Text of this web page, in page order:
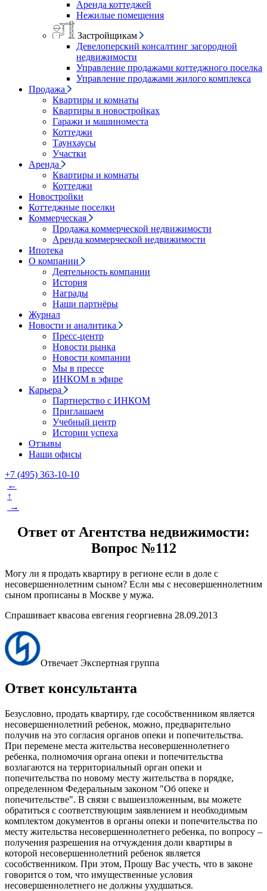
Аренда коттеджей
Нежилые помещения
Застройщикам
Девелоперский консалтинг загородной
недвижимости
Управление продажами коттеджного поселка
Управление продажами жилого комплекса
Продажа
Квартиры и комнаты
Квартиры в новостройках
Гаражи и машиноместа
Коттеджи
Таунхаусы
Участки
Аренда
Квартиры и комнаты
Коттеджи
Новостройки
Коттеджные поселки
Коммерческая
Продажа коммерческой недвижимости
Аренда коммерческой недвижимости
Ипотека
О компании
Деятельность компании
История
Награды
Наши партнёры
Журнал
Новости и аналитика
Пресс-центр
Новости рынка
Новости компании
Мы в прессе
ИНКОМ в эфире
Карьера
Партнерство с ИНКОМ
Приглашаем
Учебный центр
Истории успеха
Отзывы
Наши офисы
+7 (495) 363-10-10
←
↑
→
Ответ от Агентства недвижимости:
Вопрос №112
Могу ли я продать квартиру в регионе если в доле с
несовершеннолетним сыном? Если мы с несовершеннолетним
сыном прописаны в Москве у мужа.
Спрашивает квасова евгения георгиевна 28.09.2013
Отвечает Экспертная группа
Ответ консультанта
Безусловно, продать квартиру, где сособственником является
несовершеннолетний ребенок, можно, предварительно
получив на это согласия органов опеки и попечительства.
При перемене места жительства несовершеннолетнего
ребенка, полномочия органа опеки и попечительства
возлагаются на территориальный орган опеки и
попечительства по новому месту жительства в порядке,
определенном Федеральным законом "Об опеке и
попечительстве". В связи с вышеизложенным, вы можете
обратиться с соответствующим заявлением и необходимым
комплектом документов в органы опеки и попечительства по
месту жительства несовершеннолетнего ребенка, по вопросу –
получения разрешения на отчуждения доли квартиры в
которой несовершеннолетний ребенок является
сособственником. При этом, Прошу Вас учесть, что в законе
говорится о том, что имущественные условия
несовершеннолетнего не должны ухудшаться.